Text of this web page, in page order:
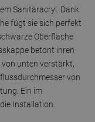
Sanitäracryl. Dank
fügt sie sich perfekt
Oberfläche
betont ihren
unten verstärkt,
von
Ein im
Installation.